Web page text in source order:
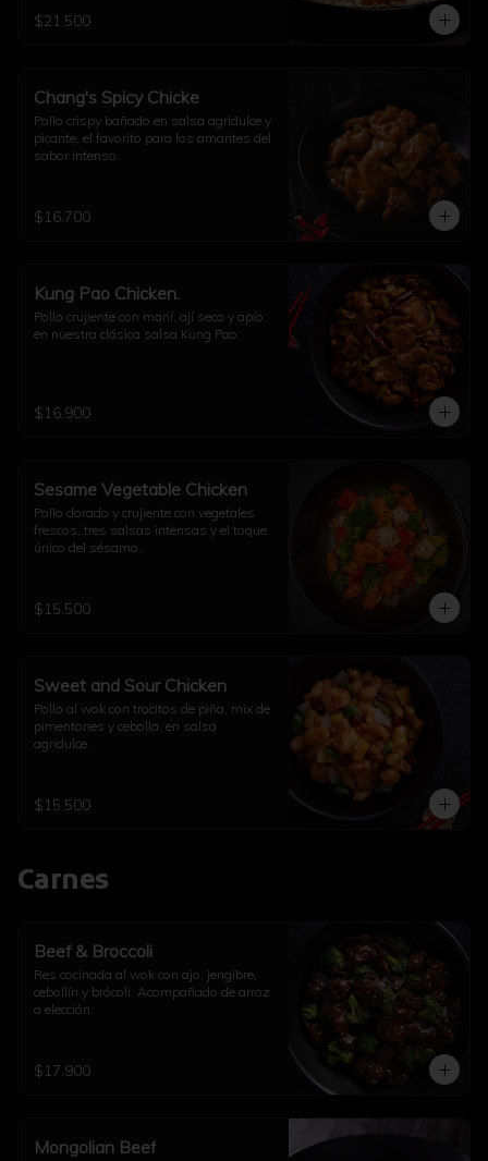
$21.500
Chang's Spicy Chicke
Pollo crispy bañado en salsa agridulce y
picante, el favorito para los amantes del
sabor intenso.
$16.700
Kung Pao Chicken.
Pollo crujiente con maní, ají seco y apio
en nuestra clásica salsa Kung Pao.
$16.900
Sesame Vegetable Chicken
Pollo dorado y crujiente con vegetales
frescos, tres salsas intensas y el toque
único del sésamo.
$15.500
Sweet and Sour Chicken
Pollo al wok con trocitos de piña, mix de
pimentones y cebolla, en salsa
agridulce.
$15.500
Carnes
Beef & Broccoli
Res cocinada al wok con ajo, jengibre,
cebollín y brócoli. Acompañado de arroz
a elección.
$17.900
Mongolian Beef